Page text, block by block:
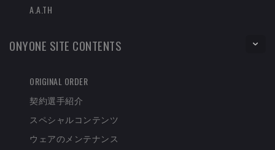
A.A.TH
ONYONE SITE CONTENTS
ORIGINAL ORDER
契約選手紹介
スペシャルコンテンツ
ウェアのメンテナンス